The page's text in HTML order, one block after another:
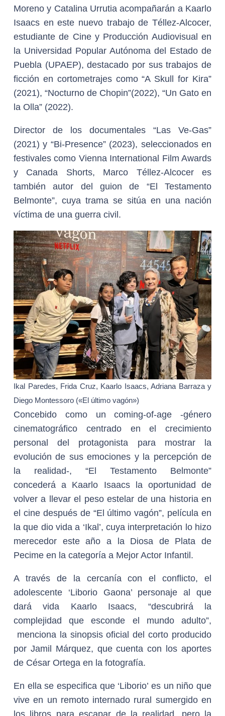
Moreno y Catalina Urrutia acompañarán a Kaarlo
Isaacs en este nuevo trabajo de Téllez-Alcocer,
estudiante de Cine y Producción Audiovisual en
la Universidad Popular Autónoma del Estado de
Puebla (UPAEP), destacado por sus trabajos de
ficción en cortometrajes como “A Skull for Kira”
(2021), “Nocturno de Chopin”(2022), “Un Gato en
la Olla” (2022).
Director de los documentales “Las Ve-Gas”
(2021) y “Bi-Presence” (2023), seleccionados en
festivales como Vienna International Film Awards
y Canada Shorts, Marco Téllez-Alcocer es
también autor del guion de “El Testamento
Belmonte”, cuya trama se sitúa en una nación
víctima de una guerra civil.
Ikal Paredes, Frida Cruz, Kaarlo Isaacs, Adriana Barraza y
Diego Montessoro («El último vagón»)
Concebido como un coming-of-age -género
cinematográfico centrado en el crecimiento
personal del protagonista para mostrar la
evolución de sus emociones y la percepción de
la realidad-, “El Testamento Belmonte”
concederá a Kaarlo Isaacs la oportunidad de
volver a llevar el peso estelar de una historia en
el cine después de “El último vagón”, película en
la que dio vida a ‘Ikal’, cuya interpretación lo hizo
merecedor este año a la Diosa de Plata de
Pecime en la categoría a Mejor Actor Infantil.
A través de la cercanía con el conflicto, el
adolescente ‘Liborio Gaona’ personaje al que
dará vida Kaarlo Isaacs, “descubrirá la
complejidad que esconde el mundo adulto”,
menciona la sinopsis oficial del corto producido
por Jamil Márquez, que cuenta con los aportes
de César Ortega en la fotografía.
En ella se especifica que ‘Liborio’ es un niño que
vive en un remoto internado rural sumergido en
los libros para escapar de la realidad, pero la